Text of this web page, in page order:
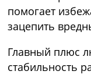
помогает
зацепить
Главный плюс
стабильность